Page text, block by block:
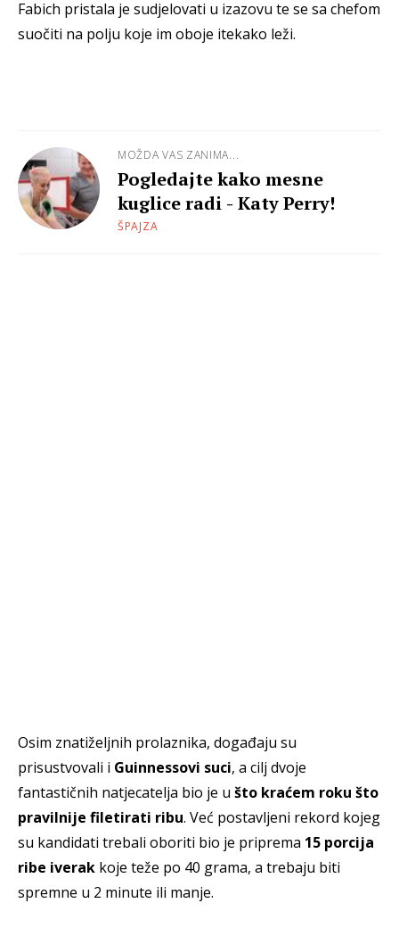
Fabich pristala je sudjelovati u izazovu te se sa chefom
suočiti na polju koje im oboje itekako leži.
MOŽDA VAS ZANIMA...
Pogledajte kako mesne
kuglice radi - Katy Perry!
ŠPAJZA
Osim znatiželjnih prolaznika, događaju su
prisustvovali i Guinnessovi suci, a cilj dvoje
fantastičnih natjecatelja bio je u što kraćem roku što
pravilnije filetirati ribu. Već postavljeni rekord kojeg
su kandidati trebali oboriti bio je priprema 15 porcija
ribe iverak koje teže po 40 grama, a trebaju biti
spremne u 2 minute ili manje.